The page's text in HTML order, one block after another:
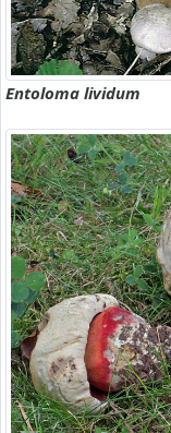
Entoloma lividum